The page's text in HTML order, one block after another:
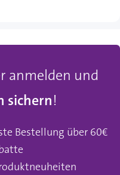
anmelden und
sichern!
Bestellung über 60€